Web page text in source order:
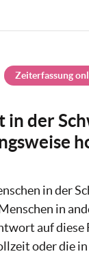
Zeiterfassung
der
in der
in
auf diese
oder die